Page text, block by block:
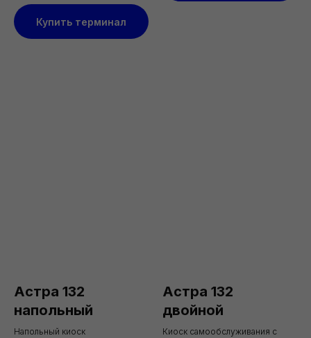
Купить терминал
Астра 132
напольный
Напольный киоск
Астра 132
двойной
Киоск самообслуживания с